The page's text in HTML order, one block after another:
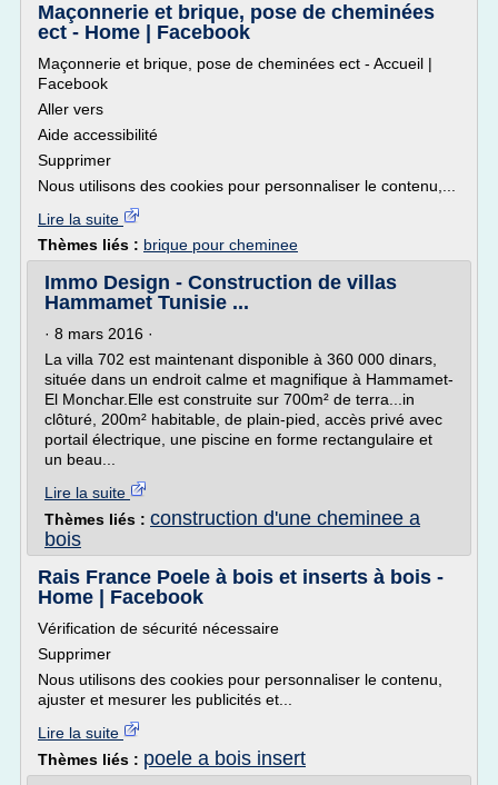
Maçonnerie et brique, pose de cheminées
ect - Home | Facebook
Maçonnerie et brique, pose de cheminées ect - Accueil |
Facebook
Aller vers
Aide accessibilité
Supprimer
Nous utilisons des cookies pour personnaliser le contenu,...
Lire la suite
Thèmes liés : brique pour cheminee
Immo Design - Construction de villas
Hammamet Tunisie ...
· 8 mars 2016 ·
La villa 702 est maintenant disponible à 360 000 dinars,
située dans un endroit calme et magnifique à Hammamet-
El Monchar.Elle est construite sur 700m² de terra...in
clôturé, 200m² habitable, de plain-pied, accès privé avec
portail électrique, une piscine en forme rectangulaire et
un beau...
Lire la suite
Thèmes liés : construction d'une cheminee a
bois
Rais France Poele à bois et inserts à bois -
Home | Facebook
Vérification de sécurité nécessaire
Supprimer
Nous utilisons des cookies pour personnaliser le contenu,
ajuster et mesurer les publicités et...
Lire la suite
Thèmes liés : poele a bois insert